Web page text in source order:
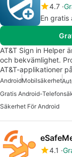
4.7
En gratis
AT&T Sign in Helper
och bekvämlighet.
AT&T-applikationer
AndroidMobilsäkerhet
Gratis Android-
Säkerhet För Android
4.1